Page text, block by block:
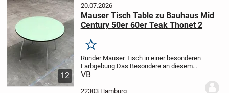
12
20.07.2026
Mauser Tisch Table zu Bauhaus Mid
Century 50er 60er Teak Thonet 2
Merken
Runder Mauser Tisch in einer besonderen
Farbgebung.Das Besondere an diesem
Tisch ist die pastellgrüne Beschichtung
schwarze Kunststoffkante. Die Beine
VB
22303 Hamburg